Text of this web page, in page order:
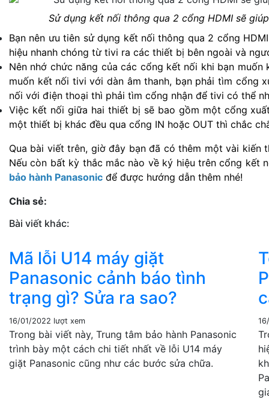
Sử dụng kết nối thông qua 2 cổng HDMI sẽ
Bạn nên ưu tiên sử dụng kết nối thông qua 2 cổng
hiệu nhanh chóng từ tivi ra các thiết bị bên ngoài và
Nên nhớ chức năng của các cổng kết nối khi bạn
muốn kết nối tivi với dàn âm thanh, bạn phải tìm cổng
nối với điện thoại thì phải tìm cổng nhận để tivi có thể
Việc kết nối giữa hai thiết bị sẽ bao gồm một cổng
một thiết bị khác đều qua cổng IN hoặc OUT thì chắc
Qua bài viết trên, giờ đây bạn đã có thêm một vài kiến
Nếu còn bất kỳ thắc mắc nào về ký hiệu trên cổng kết
bảo hành Panasonic để được hướng dẫn thêm nhé!
Chia sẻ:
Bài viết khác:
Mã lỗi U14 máy giặt
Panasonic cảnh báo tình
trạng gì? Sửa ra sao?
16/01/2022 lượt xem
Trong bài viết này, Trung tâm bảo hành Panasonic
trình bày một cách chi tiết nhất về lỗi U14 máy
giặt Panasonic cũng như các bước sửa chữa.